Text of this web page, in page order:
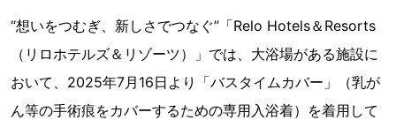
“想いをつむぎ、新しさでつなぐ”「Relo Hotels＆Resorts
（リロホテルズ＆リゾーツ）」では、大浴場がある施設に
おいて、2025年7月16日より「バスタイムカバー」（乳が
ん等の手術痕をカバーするための専用入浴着）を着用して